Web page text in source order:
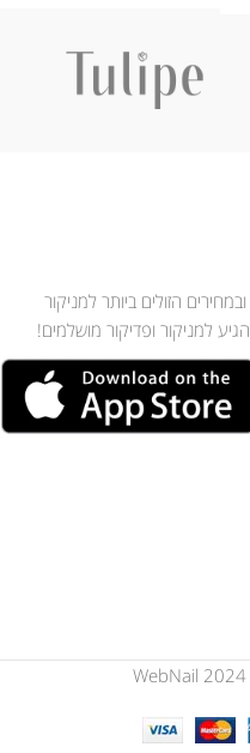
הזולים ביותר למניקור
למניקור ופדיקור מושלמים!